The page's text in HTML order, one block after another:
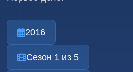
2016
Сезон 1 из 5